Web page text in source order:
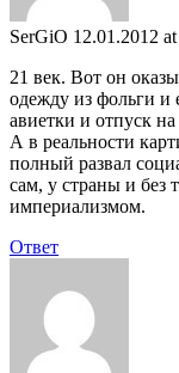
SerGiO 12.01.2012
21 век. Вот он
одежду из фольги и
авиетки и отпуск на
А в реальности
полный развал
сам, у страны и без
империализмом.
Ответ